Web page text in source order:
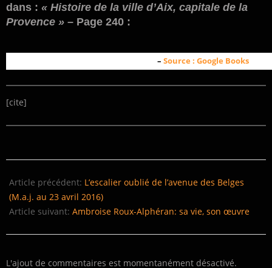
dans : « Histoire de la ville d’Aix, capitale de la
Provence » – Page 240 :
– Source : Google Books
[cite]
12-
13
Article précédent: L’escalier oublié de l’avenue des Belges
(M.a.j. au 23 avril 2016)
Article suivant: Ambroise Roux-Alphéran: sa vie, son œuvre
L'ajout de commentaires est momentanément désactivé.